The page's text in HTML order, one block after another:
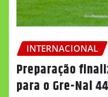
INTERNACIONAL
Preparação
para o Gre-Nal